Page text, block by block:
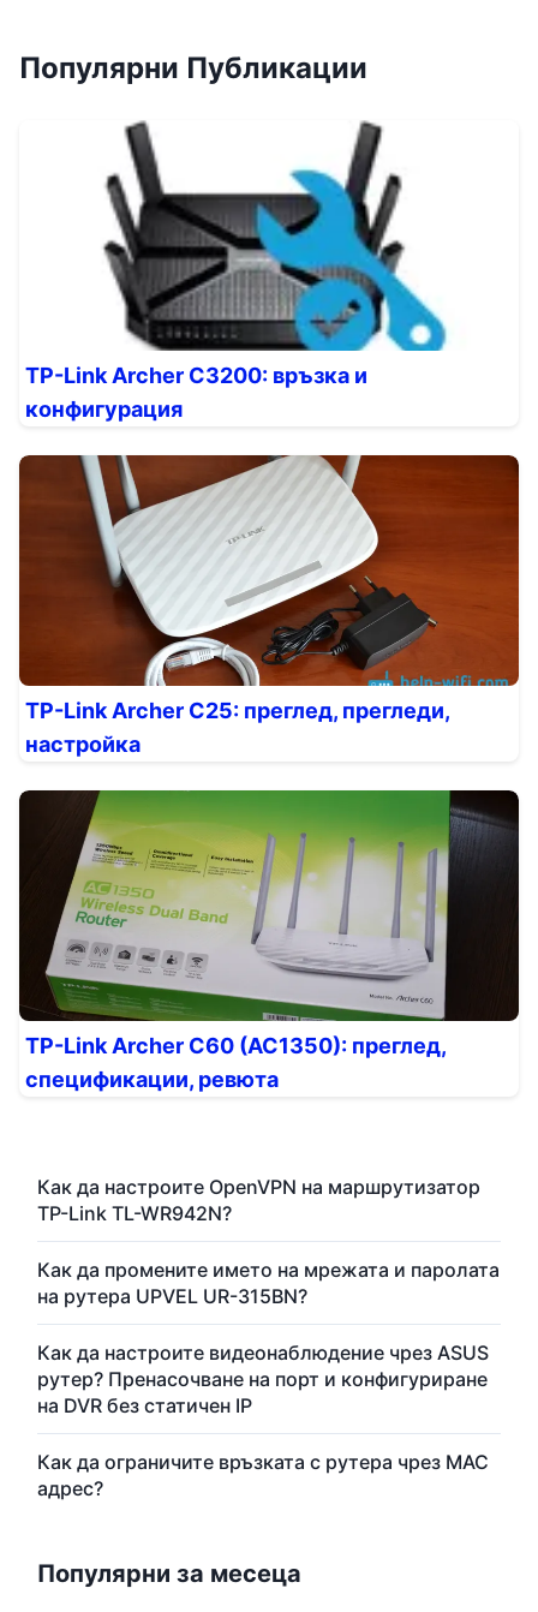
Популярни Публикации
TP-Link Archer C3200: връзка и
конфигурация
TP-Link Archer C25: преглед, прегледи,
настройка
TP-Link Archer C60 (AC1350): преглед,
спецификации, ревюта
Как да настроите OpenVPN на маршрутизатор
TP-Link TL-WR942N?
Как да промените името на мрежата и паролата
на рутера UPVEL UR-315BN?
Как да настроите видеонаблюдение чрез ASUS
рутер? Пренасочване на порт и конфигуриране
на DVR без статичен IP
Как да ограничите връзката с рутера чрез MAC
адрес?
Популярни за месеца